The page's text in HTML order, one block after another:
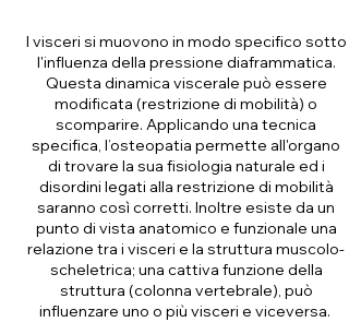
I visceri si muovono in modo specifico sotto
l'influenza della pressione diaframmatica.
Questa dinamica viscerale può essere
modificata (restrizione di mobilità) o
scomparire. Applicando una tecnica
specifica, l’osteopatia permette all'organo
di trovare la sua fisiologia naturale ed i
disordini legati alla restrizione di mobilità
saranno così corretti. Inoltre esiste da un
punto di vista anatomico e funzionale una
relazione tra i visceri e la struttura muscolo-
scheletrica; una cattiva funzione della
struttura (colonna vertebrale), può
influenzare uno o più visceri e viceversa.